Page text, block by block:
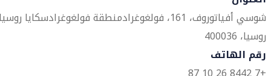
شوسي أفياتوروف، 161، فولغوغراد
منطقة فولغوغرادسكايا
روسيا، 400036
رقم الهاتف